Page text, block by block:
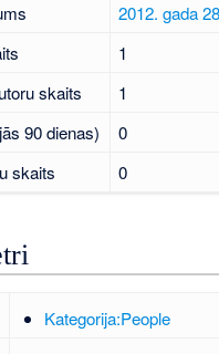
2012. gada
1
skaits
1
90 dienas)
0
skaits
0
Kategorija:People